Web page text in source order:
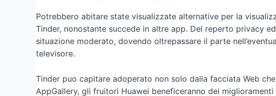
Potrebbero abitare state visualizzate alternative per la
Tinder, nonostante succede in altre app. Del reperto privacy
situazione moderato, dovendo oltrepassare il parte
televisore.
Tinder puo capitare adoperato non solo dalla facciata Web
AppGallery, gli fruitori Huawei beneficeranno dei